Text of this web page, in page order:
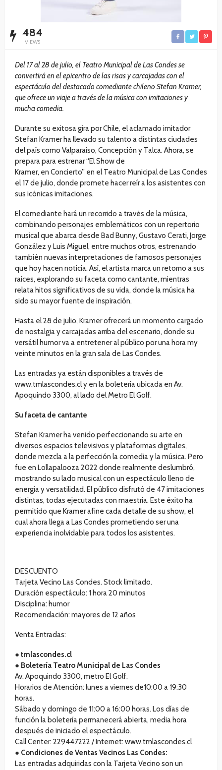
484
VIEWS
Del 17 al 28 de julio, el Teatro Municipal de Las Condes se
convertirá en el epicentro de las risas y carcajadas con el
espectáculo del destacado comediante chileno Stefan Kramer,
que ofrece un viaje a través de la música con imitaciones y
mucha comedia.
Durante su exitosa gira por Chile, el aclamado imitador
Stefan Kramer ha llevado su talento a distintas ciudades
del país como Valparaíso, Concepción y Talca. Ahora, se
prepara para estrenar “El Show de
Kramer, en Concierto” en el Teatro Municipal de Las Condes
el 17 de julio, donde promete hacer reír a los asistentes con
sus icónicas imitaciones.
El comediante hará un recorrido a través de la música,
combinando personajes emblemáticos con un repertorio
musical que abarca desde Bad Bunny, Gustavo Cerati, Jorge
González y Luis Miguel, entre muchos otros, estrenando
también nuevas interpretaciones de famosos personajes
que hoy hacen noticia​. Así, el artista marca un retorno a sus
raíces, explorando su faceta como cantante, mientras
relata hitos significativos de su vida, donde la música ha
sido su mayor fuente de inspiración.
Hasta el 28 de julio, Kramer ofrecerá un momento cargado
de nostalgia y carcajadas arriba del escenario, donde su
versátil humor va a entretener al público por una hora my
veinte minutos en la gran sala de Las Condes.
Las entradas ya están disponibles a través de
www.tmlascondes.cl y en la boletería ubicada en Av.
Apoquindo 3300, al lado del Metro El Golf.
Su faceta de cantante
Stefan Kramer ha venido perfeccionando su arte en
diversos espacios televisivos y plataformas digitales,
donde mezcla a la perfección la comedia y la música. Pero
fue en Lollapalooza 2022 donde realmente deslumbró,
mostrando su lado musical con un espectáculo lleno de
energía y versatilidad. El público disfrutó de 47 imitaciones
distintas, todas ejecutadas con maestría. Este éxito ha
permitido que Kramer afine cada detalle de su show, el
cual ahora llega a Las Condes prometiendo ser una
experiencia inolvidable para todos los asistentes.
DESCUENTO
Tarjeta Vecino Las Condes. Stock limitado.
Duración espectáculo: 1 hora 20 minutos
Disciplina: humor
Recomendación: mayores de 12 años
Venta Entradas:
● tmlascondes.cl
● Boletería Teatro Municipal de Las Condes
Av. Apoquindo 3300, metro El Golf.
Horarios de Atención: lunes a viernes de10:00 a 19:30
horas.
Sábado y domingo de 11:00 a 16:00 horas. Los días de
función la boletería permanecerá abierta, media hora
después de iniciado el espectáculo.
Call Center: 229447222 / Internet: www.tmlascondes.cl
● Condiciones de Ventas Vecinos Las Condes:
Las entradas adquiridas con la Tarjeta Vecino son un